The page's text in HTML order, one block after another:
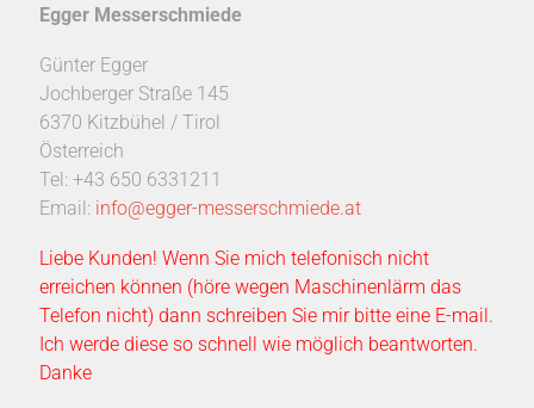
Egger Messerschmiede
Günter Egger
Jochberger Straße 145
6370 Kitzbühel / Tirol
Österreich
Tel: +43 650 6331211
Email: info@egger-messerschmiede.at
Liebe Kunden! Wenn Sie mich telefonisch nicht
erreichen können (höre wegen Maschinenlärm das
Telefon nicht) dann schreiben Sie mir bitte eine E-mail.
Ich werde diese so schnell wie möglich beantworten.
Danke